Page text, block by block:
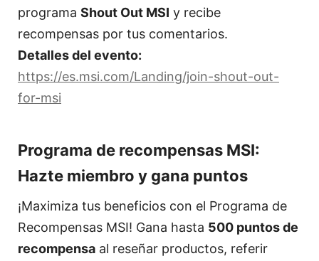
programa Shout Out MSI y recibe
recompensas por tus comentarios.
Detalles del evento:
https://es.msi.com/Landing/join-shout-out-
for-msi
Programa de recompensas MSI:
Hazte miembro y gana puntos
¡Maximiza tus beneficios con el Programa de
Recompensas MSI! Gana hasta 500 puntos de
recompensa al reseñar productos, referir